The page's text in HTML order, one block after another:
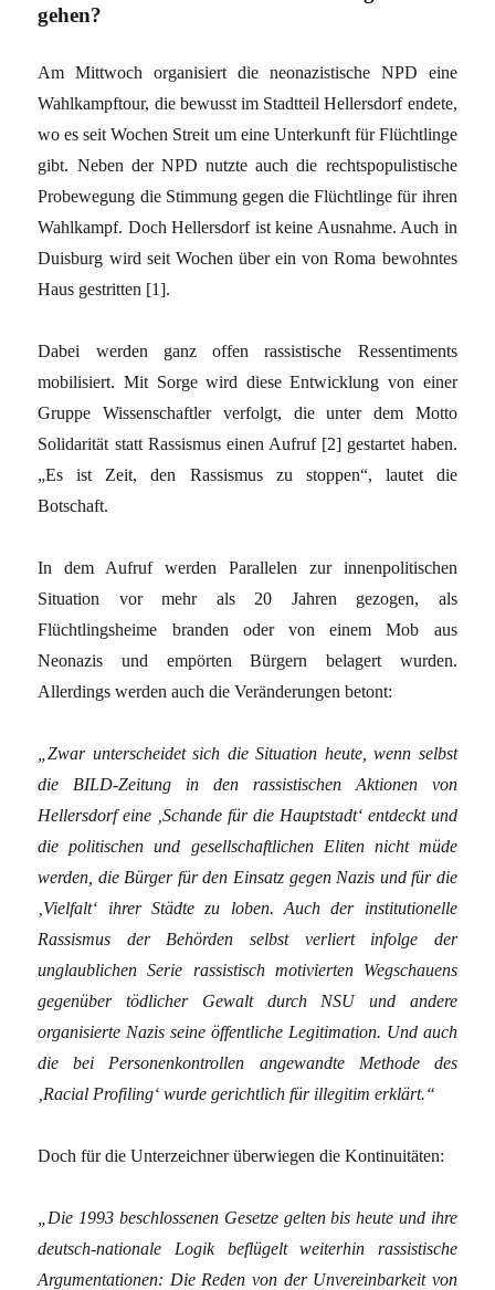
gehen?
Am Mittwoch organisiert die neonazistische NPD eine
Wahlkampftour, die bewusst im Stadtteil Hellersdorf endete,
wo es seit Wochen Streit um eine Unterkunft für Flüchtlinge
gibt. Neben der NPD nutzte auch die rechtspopulistische
Probewegung die Stimmung gegen die Flüchtlinge für ihren
Wahlkampf. Doch Hellersdorf ist keine Ausnahme. Auch in
Duisburg wird seit Wochen über ein von Roma bewohntes
Haus gestritten [1].
Dabei werden ganz offen rassistische Ressentiments
mobilisiert. Mit Sorge wird diese Entwicklung von einer
Gruppe Wissenschaftler verfolgt, die unter dem Motto
Solidarität statt Rassismus einen Aufruf [2] gestartet haben.
„Es ist Zeit, den Rassismus zu stoppen“, lautet die
Botschaft.
In dem Aufruf werden Parallelen zur innenpolitischen
Situation vor mehr als 20 Jahren gezogen, als
Flüchtlingsheime branden oder von einem Mob aus
Neonazis und empörten Bürgern belagert wurden.
Allerdings werden auch die Veränderungen betont:
„Zwar unterscheidet sich die Situation heute, wenn selbst
die BILD-Zeitung in den rassistischen Aktionen von
Hellersdorf eine ‚Schande für die Hauptstadt‘ entdeckt und
die politischen und gesellschaftlichen Eliten nicht müde
werden, die Bürger für den Einsatz gegen Nazis und für die
‚Vielfalt‘ ihrer Städte zu loben. Auch der institutionelle
Rassismus der Behörden selbst verliert infolge der
unglaublichen Serie rassistisch motivierten Wegschauens
gegenüber tödlicher Gewalt durch NSU und andere
organisierte Nazis seine öffentliche Legitimation. Und auch
die bei Personenkontrollen angewandte Methode des
‚Racial Profiling‘ wurde gerichtlich für illegitim erklärt.“
Doch für die Unterzeichner überwiegen die Kontinuitäten:
„Die 1993 beschlossenen Gesetze gelten bis heute und ihre
deutsch-nationale Logik beflügelt weiterhin rassistische
Argumentationen: Die Reden von der Unvereinbarkeit von